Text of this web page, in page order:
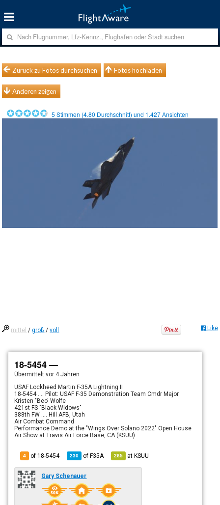
Zurück zu Fotos durchsuchen Fotos hochladen
Anderen zeigen
5 Stimmen (4.80 Durchschnitt) und 1.427Ansichten
mittel /groß /voll Like
18-5454 —
Übermitteltvor 4 Jahren
USAF Lockheed Martin F-35A Lightning II
18-5454 .... Pilot: USAF F-35 Demonstration Team Cmdr Major
Kristen "Beo' Wolfe
421st FS "Black Widows"
388th FW .... Hill AFB, Utah
Air Combat Command
Performance Demo at the "Wings Over Solano 2022" Open House
Air Show at Travis Air Force Base, CA (KSUU)
4 of 18-5454 230 ofF35A 265 atKSUU
Gary Schenauer